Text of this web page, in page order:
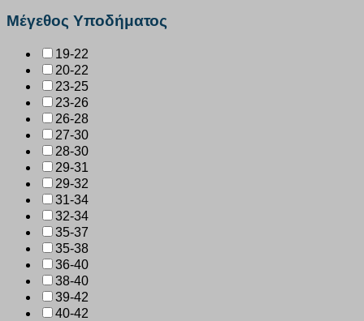
Μέγεθος Υποδήματος
19-22
20-22
23-25
23-26
26-28
27-30
28-30
29-31
29-32
31-34
32-34
35-37
35-38
36-40
38-40
39-42
40-42